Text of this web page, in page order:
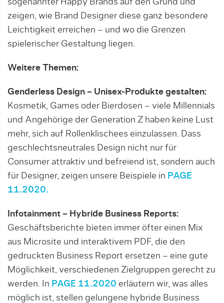
sogenannter Happy Brands auf den Grund und
zeigen, wie Brand Designer diese ganz besondere
Leichtigkeit erreichen – und wo die Grenzen
spielerischer Gestaltung liegen.
Weitere Themen:
Genderless Design – Unisex-Produkte gestalten:
Kosmetik, Games oder Bierdosen – viele Millennials
und Angehörige der Generation Z haben keine Lust
mehr, sich auf Rollenklischees einzulassen. Dass
geschlechtsneutrales Design nicht nur für
Consumer attraktiv und befreiend ist, sondern auch
für Designer, zeigen unsere Beispiele in PAGE
11.2020.
Infotainment – Hybride Business Reports:
Geschäftsberichte bieten immer öfter einen Mix
aus Microsite und interaktivem PDF, die den
gedruckten Business Report ersetzen – eine gute
Möglichkeit, verschiedenen Zielgruppen gerecht zu
werden. In PAGE 11.2020 erläutern wir, was alles
möglich ist, stellen gelungene hybride Business